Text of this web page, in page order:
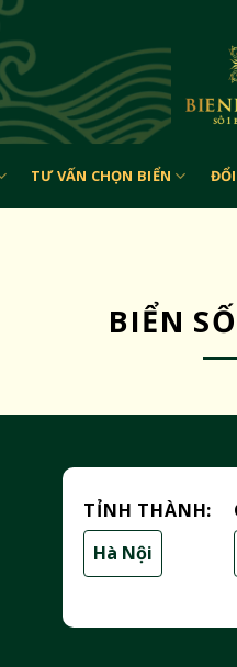
TƯ VẤN CHỌN BIỂN
BIỂN
TỈNH THÀNH:
Hà Nội